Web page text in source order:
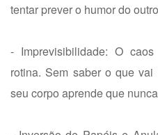
tentar prever o humor do
- Imprevisibilidade: O
rotina. Sem saber o que
seu corpo aprende que